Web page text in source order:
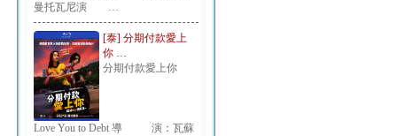
曼托瓦尼演 …
[泰] 分期付款愛上
你 …
分期付款愛上你
Love You to Debt 導 演：瓦蘇